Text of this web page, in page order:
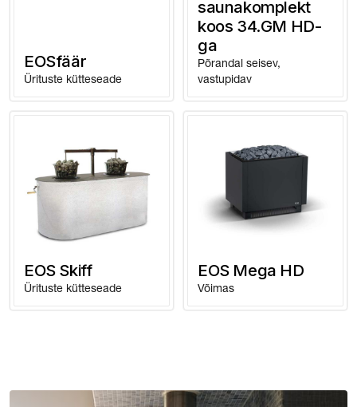
50 x 6 cm
18 kW 24–30 m³ 50 x 6 cm 49 kg
35–40 m³ 61,5 kg PEB 18
62,5 kg PEB 18
36 kW 65 - 75 m³ 50 x 10 cm
EOSfäär
Ürituste kütteseade
saunakomplekt
koos 34.GM HD-
ga
Põrandal seisev,
vastupidav
EOS Skiff
Ürituste kütteseade
EOS Mega HD
Võimas